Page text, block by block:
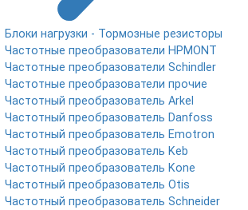
Блоки нагрузки - Тормозные резисторы
Частотные преобразователи HPMONT
Частотные преобразователи Schindler
Частотные преобразователи прочие
Частотный преобразователь Arkel
Частотный преобразователь Danfoss
Частотный преобразователь Emotron
Частотный преобразователь Keb
Частотный преобразователь Kone
Частотный преобразователь Otis
Частотный преобразователь Schneider